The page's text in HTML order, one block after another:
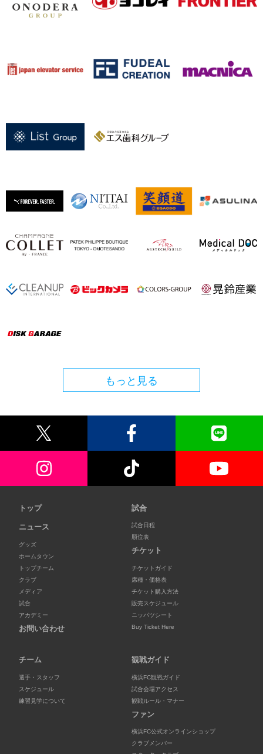
もっと見る
トップ
ニュース
グッズ
ホームタウン
トップチーム
クラブ
メディア
試合
アカデミー
お問い合わせ
試合
試合日程
順位表
チケット
チケットガイド
席種・価格表
チケット購入方法
販売スケジュール
ニッパツシート
Buy Ticket Here
チーム
選手・スタッフ
スケジュール
練習見学について
観戦ガイド
横浜FC観戦ガイド
試合会場アクセス
観戦ルール・マナー
ファン
横浜FC公式オンラインショップ
クラブメンバー